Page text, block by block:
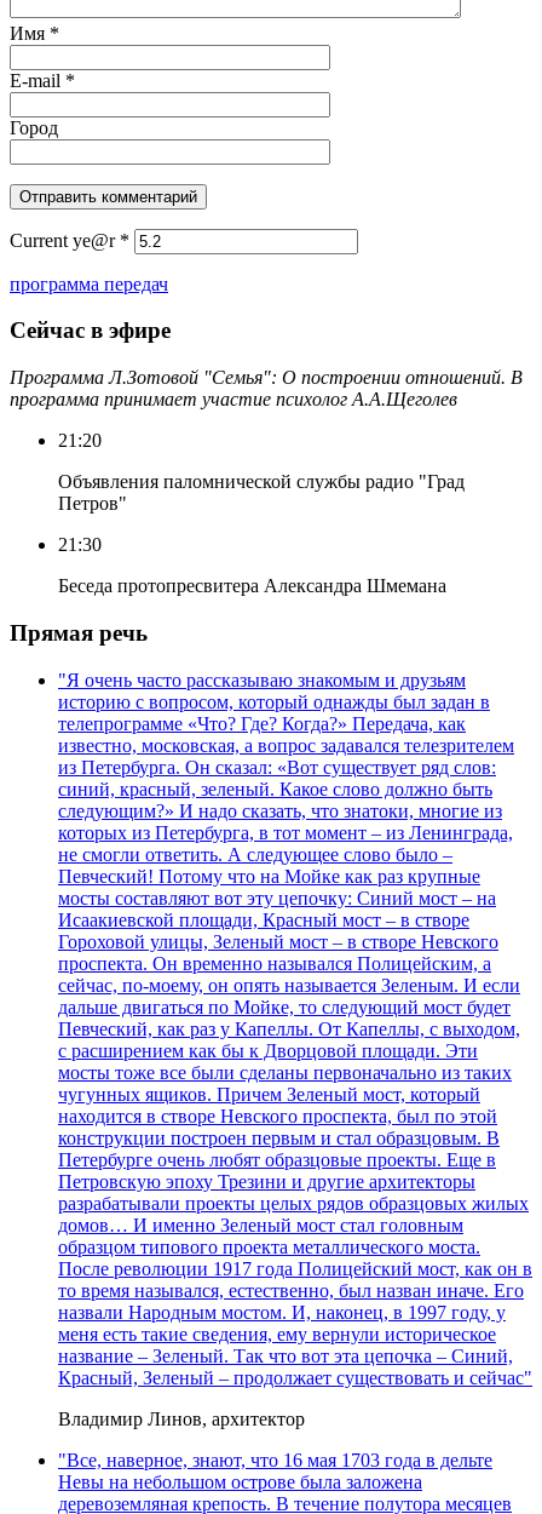
Имя *
E-mail *
Город
Current ye@r *
программа передач
Сейчас в эфире
Программа Л.Зотовой "Семья": О построении отношений. В
программа принимает участие психолог А.А.Щеголев
21:20
Объявления паломнической службы радио "Град
Петров"
21:30
Беседа протопресвитера Александра Шмемана
Прямая речь
"Я очень часто рассказываю знакомым и друзьям
историю с вопросом, который однажды был задан в
телепрограмме «Что? Где? Когда?» Передача, как
известно, московская, а вопрос задавался телезрителем
из Петербурга. Он сказал: «Вот существует ряд слов:
синий, красный, зеленый. Какое слово должно быть
следующим?» И надо сказать, что знатоки, многие из
которых из Петербурга, в тот момент – из Ленинграда,
не смогли ответить. А следующее слово было –
Певческий! Потому что на Мойке как раз крупные
мосты составляют вот эту цепочку: Синий мост – на
Исаакиевской площади, Красный мост – в створе
Гороховой улицы, Зеленый мост – в створе Невского
проспекта. Он временно назывался Полицейским, а
сейчас, по-моему, он опять называется Зеленым. И если
дальше двигаться по Мойке, то следующий мост будет
Певческий, как раз у Капеллы. От Капеллы, с выходом,
с расширением как бы к Дворцовой площади. Эти
мосты тоже все были сделаны первоначально из таких
чугунных ящиков. Причем Зеленый мост, который
находится в створе Невского проспекта, был по этой
конструкции построен первым и стал образцовым. В
Петербурге очень любят образцовые проекты. Еще в
Петровскую эпоху Трезини и другие архитекторы
разрабатывали проекты целых рядов образцовых жилых
домов… И именно Зеленый мост стал головным
образцом типового проекта металлического моста.
После революции 1917 года Полицейский мост, как он в
то время назывался, естественно, был назван иначе. Его
назвали Народным мостом. И, наконец, в 1997 году, у
меня есть такие сведения, ему вернули историческое
название – Зеленый. Так что вот эта цепочка – Синий,
Красный, Зеленый – продолжает существовать и сейчас"
Владимир Линов, архитектор
"Все, наверное, знают, что 16 мая 1703 года в дельте
Невы на небольшом острове была заложена
деревоземляная крепость. В течение полутора месяцев